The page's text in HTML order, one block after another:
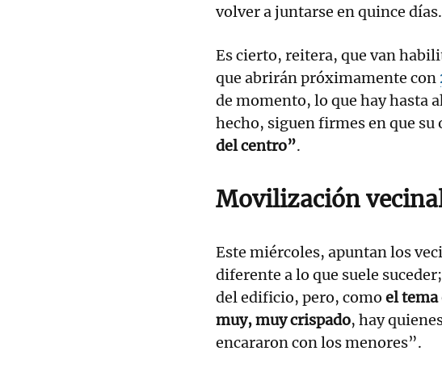
volver a juntarse en quince días.
Es cierto, reitera, que van
que abrirán próximamente con
de momento, lo que hay hasta
hecho, siguen firmes en que su
del centro”.
Movilización
Este miércoles, apuntan los
diferente a lo que suele
del edificio, pero, como el tema
muy, muy crispado, hay
encararon con los menores”.